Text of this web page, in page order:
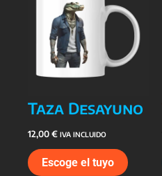
Taza Desayuno
12,00€ IVA INCLUIDO
Escoge el tuyo